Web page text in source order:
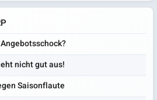
nicht gut aus!
Saisonflaute